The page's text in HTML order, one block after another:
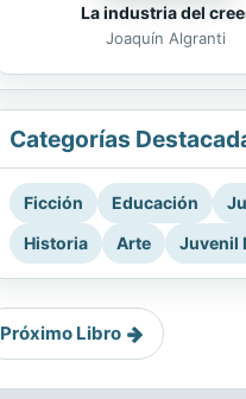
La industria del
Joaquín Algranti
Categorías
Ficción Educación
Historia
Arte Juvenil
Próximo Libro